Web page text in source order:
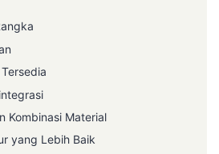
Kombinasi Material
yang Lebih Baik